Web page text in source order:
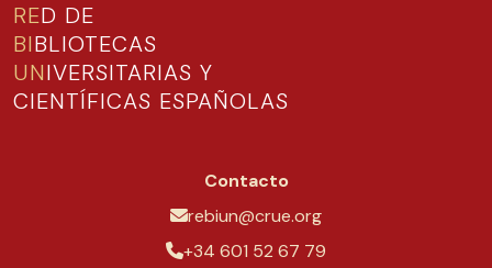
RED DE
BIBLIOTECAS
UNIVERSITARIAS Y
CIENTÍFICAS ESPAÑOLAS
Contacto
rebiun@crue.org
+34 601 52 67 79